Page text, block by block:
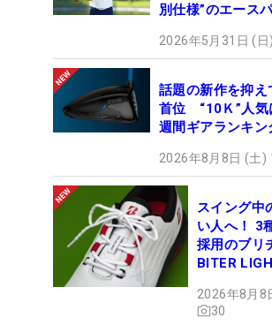
別仕様”のエース
2026年5月31日 (
話題の新作を抑
首位 “10Ｋ”人気
週間ギアランキン
2026年8月8日 (土)
スイング中
い人へ！ 3
採用のブリ
BITER
ュー
2026年8月8
30